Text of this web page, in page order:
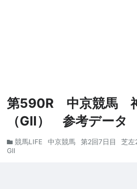
第590R 中京競馬
（GⅡ） 参考データ
競馬LIFE 中京競馬 第2回7日目 芝左
GⅡ